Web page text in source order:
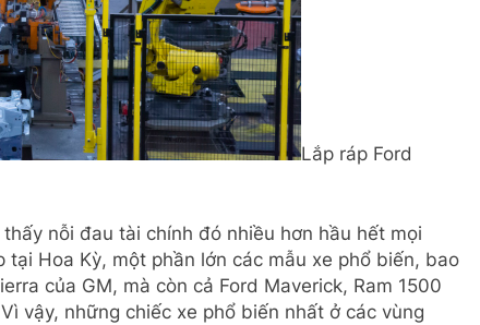
Lắp ráp Ford
nỗi đau tài chính đó nhiều hơn hầu hết mọi
Hoa Kỳ, một phần lớn các mẫu xe phổ biến, bao
của GM, mà còn cả Ford Maverick, Ram 1500
vậy, những chiếc xe phổ biến nhất ở các vùng